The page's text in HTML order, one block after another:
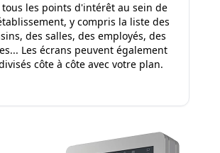
tous les points d'intérêt au sein de
y compris la liste des
des salles, des employés, des
Les écrans peuvent également
côte à côte avec votre plan.